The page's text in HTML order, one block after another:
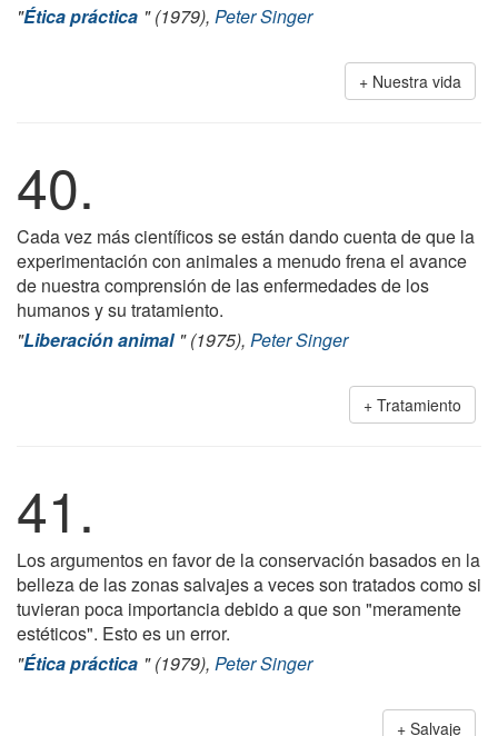
"Ética práctica " (1979), Peter Singer
Nuestra vida
40.
Cada vez más científicos se están dando cuenta de que la
experimentación con animales a menudo frena el avance
de nuestra comprensión de las enfermedades de los
humanos y su tratamiento.
"Liberación animal " (1975), Peter Singer
Tratamiento
41.
Los argumentos en favor de la conservación basados en la
belleza de las zonas salvajes a veces son tratados como si
tuvieran poca importancia debido a que son "meramente
estéticos". Esto es un error.
"Ética práctica " (1979), Peter Singer
Salvaje